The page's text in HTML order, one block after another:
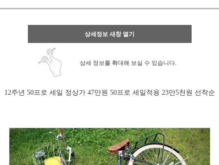
상세정보 새창 열기
상세 정보를 확대해 보실 수 있습니다.
12주년 50프로 세일 정상가 47만원 50프로 세일적용 23만5천원 선착순